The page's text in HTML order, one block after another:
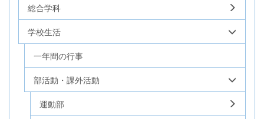
総合学科
学校生活
一年間の行事
部活動・課外活動
運動部